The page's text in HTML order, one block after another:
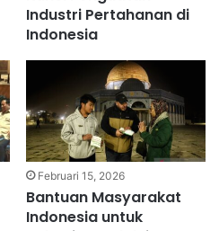
Industri Pertahanan di
Indonesia
Februari 15, 2026
Bantuan Masyarakat
Indonesia untuk